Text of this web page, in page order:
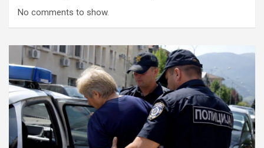
No comments to show.